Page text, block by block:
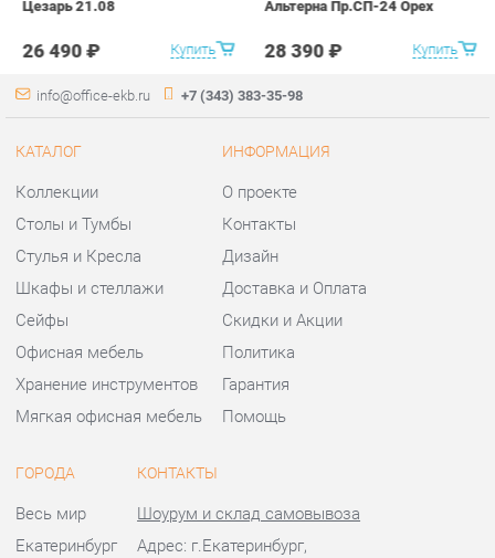
Коллекции
Шкафы и стеллажи
Офисная мебель
Хранение инструментов
Мягкая офисная мебель
О проекте
Контакты
Доставка и Оплата
Политика
Гарантия
Помощь
Весь мир
Екатеринбург
Шоурум и склад самовывоза
Адрес: г.Екатеринбург,
Уральских рабочих, 54
Телефон: +7 (343) 383-35-98
Пн - Пт:10:00 - 20:00 (GMT+5)